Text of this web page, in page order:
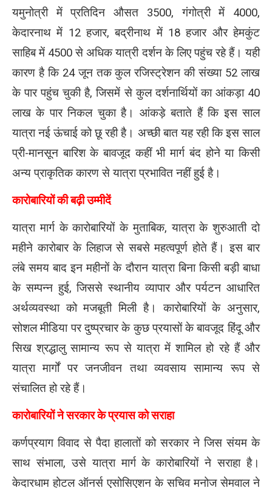
यमुनोत्री में प्रतिदिन औसत 3500, गंगोत्री में 4000,
केदारनाथ में 12 हजार, बद्रीनाथ में 18 हजार और हेमकुंट
साहिब में 4500 से अधिक यात्री दर्शन के लिए पहुंच रहे हैं। यही
कारण है कि 24 जून तक कुल रजिस्ट्रेशन की संख्या 52 लाख
के पार पहुंच चुकी है, जिसमें से कुल दर्शनार्थियों का आंकड़ा 40
लाख के पार निकल चुका है। आंकड़े बताते हैं कि इस साल
यात्रा नई ऊंचाई को छू रही है। अच्छी बात यह रही कि इस साल
प्री-मानसून बारिश के बावजूद कहीं भी मार्ग बंद होने या किसी
अन्य प्राकृतिक कारण से यात्रा प्रभावित नहीं हुई है।
कारोबारियों की बढ़ी उम्मीदें
यात्रा मार्ग के कारोबारियों के मुताबिक, यात्रा के शुरुआती दो
महीने कारोबार के लिहाज से सबसे महत्वपूर्ण होते हैं। इस बार
लंबे समय बाद इन महीनों के दौरान यात्रा बिना किसी बड़ी बाधा
के सम्पन्न हुई, जिससे स्थानीय व्यापार और पर्यटन आधारित
अर्थव्यवस्था को मजबूती मिली है। कारोबारियों के अनुसार,
सोशल मीडिया पर दुष्प्रचार के कुछ प्रयासों के बावजूद हिंदू और
सिख श्रद्धालु सामान्य रूप से यात्रा में शामिल हो रहे हैं और
यात्रा मार्गों पर जनजीवन तथा व्यवसाय सामान्य रूप से
संचालित हो रहे हैं।
कारोबारियों ने सरकार के प्रयास को सराहा
कर्णप्रयाग विवाद से पैदा हालातों को सरकार ने जिस संयम के
साथ संभाला, उसे यात्रा मार्ग के कारोबारियों ने सराहा है।
केदारधाम होटल ऑनर्स एसोसिएशन के सचिव मनोज सेमवाल ने